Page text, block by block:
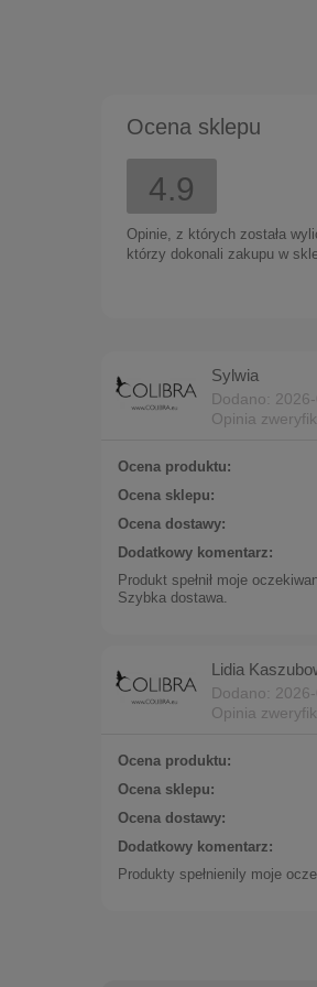
Ocena sklepu
4.9
Opinie, z których została
którzy dokonali zakupu w
Sylwia
Dodano:
Opinia
Ocena produktu:
Ocena sklepu:
Ocena dostawy:
Dodatkowy komentarz:
Produkt spełnił moje
Szybka dostawa.
Lidia
Dodano:
Opinia
Ocena produktu:
Ocena sklepu:
Ocena dostawy:
Dodatkowy komentarz:
Produkty spełnienily moje